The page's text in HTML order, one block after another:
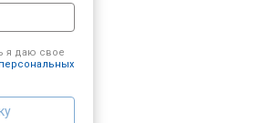
я даю свое
персональных